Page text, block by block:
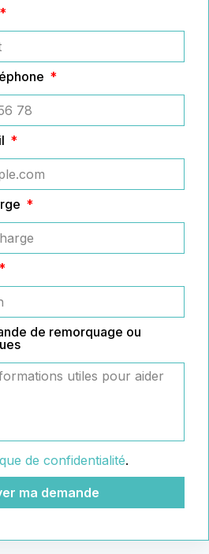
de remorquage ou
de confidentialité.
ma demande